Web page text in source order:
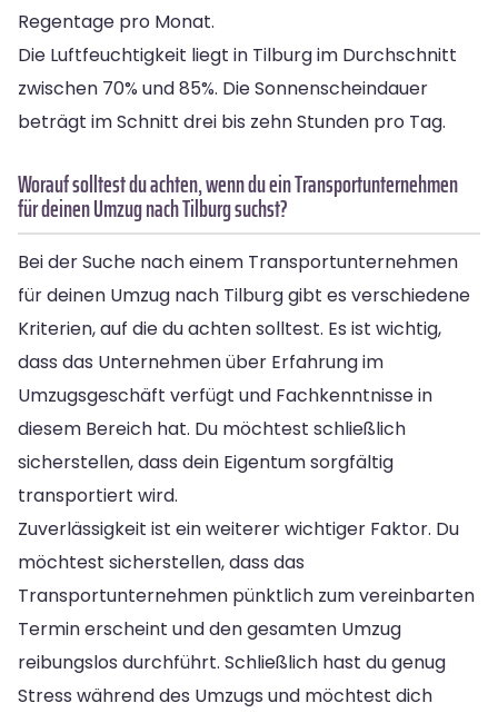
Regentage pro Monat.
Die Luftfeuchtigkeit liegt in Tilburg im Durchschnitt
zwischen 70% und 85%. Die Sonnenscheindauer
beträgt im Schnitt drei bis zehn Stunden pro Tag.
Worauf solltest du achten, wenn du ein Transportunternehmen
für deinen Umzug nach Tilburg suchst?
Bei der Suche nach einem Transportunternehmen
für deinen Umzug nach Tilburg gibt es verschiedene
Kriterien, auf die du achten solltest. Es ist wichtig,
dass das Unternehmen über Erfahrung im
Umzugsgeschäft verfügt und Fachkenntnisse in
diesem Bereich hat. Du möchtest schließlich
sicherstellen, dass dein Eigentum sorgfältig
transportiert wird.
Zuverlässigkeit ist ein weiterer wichtiger Faktor. Du
möchtest sicherstellen, dass das
Transportunternehmen pünktlich zum vereinbarten
Termin erscheint und den gesamten Umzug
reibungslos durchführt. Schließlich hast du genug
Stress während des Umzugs und möchtest dich